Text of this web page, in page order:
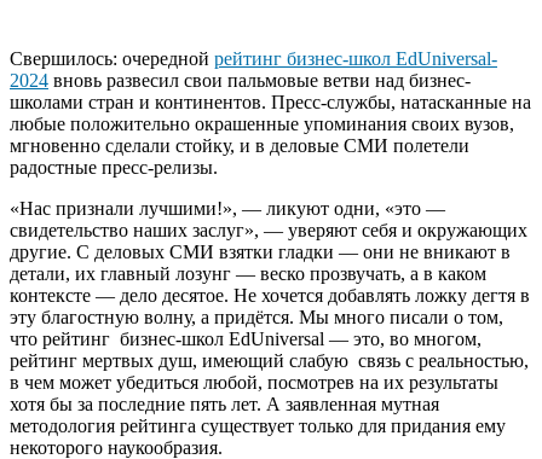
Свершилось: очередной рейтинг бизнес-школ EdUniversal-
2024 вновь развесил свои пальмовые ветви над бизнес-
школами стран и континентов. Пресс-службы, натасканные на
любые положительно окрашенные упоминания своих вузов,
мгновенно сделали стойку, и в деловые СМИ полетели
радостные пресс-релизы.
«Нас признали лучшими!», — ликуют одни, «это —
свидетельство наших заслуг», — уверяют себя и окружающих
другие. С деловых СМИ взятки гладки — они не вникают в
детали, их главный лозунг — веско прозвучать, а в каком
контексте — дело десятое. Не хочется добавлять ложку дегтя в
эту благостную волну, а придётся. Мы много писали о том,
что рейтинг бизнес-школ EdUniversal — это, во многом,
рейтинг мертвых душ, имеющий слабую связь с реальностью,
в чем может убедиться любой, посмотрев на их результаты
хотя бы за последние пять лет. А заявленная мутная
методология рейтинга существует только для придания ему
некоторого наукообразия.